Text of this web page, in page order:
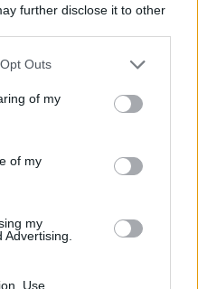
further disclose it to other
uses one or more Google
You may click to
and its third-party tags to
purposes in below Google
Outs
of my
of my
my
Use,